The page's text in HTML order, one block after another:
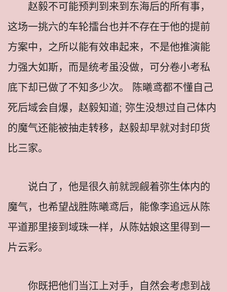
赵毅不可能预判到来到东海后的所有事，
这场一挑六的车轮擂台也并不存在于他的提前
方案中，之所以能有效串起来，不是他推演能
力强大如斯，而是统考虽没做，可分卷小考私
底下却已做了不知多少次。 陈曦鸢都不懂自己
死后域会自爆，赵毅知道; 弥生没想过自己体内
的魔气还能被抽走转移，赵毅却早就对封印货
比三家。
说白了，他是很久前就觊觎着弥生体内的
魔气，也希望战胜陈曦鸢后，能像李追远从陈
平道那里接到域珠一样，从陈姑娘这里得到一
片云彩。
你既把他们当江上对手，自然会考虑到战